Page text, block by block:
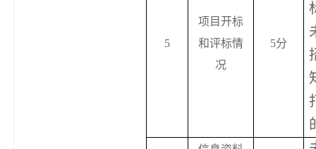
5
项目开标
和评标情
况
5分